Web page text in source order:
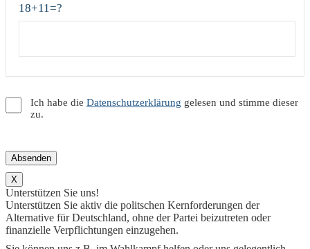
18+11=?
Ich habe die Datenschutzerklärung gelesen und stimme dieser
zu.
X
Unterstützen Sie uns!
Unterstützen Sie aktiv die politschen Kernforderungen der
Alternative für Deutschland, ohne der Partei beizutreten oder
finanzielle Verpflichtungen einzugehen.